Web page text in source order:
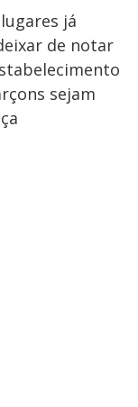
já
de notar
sejam